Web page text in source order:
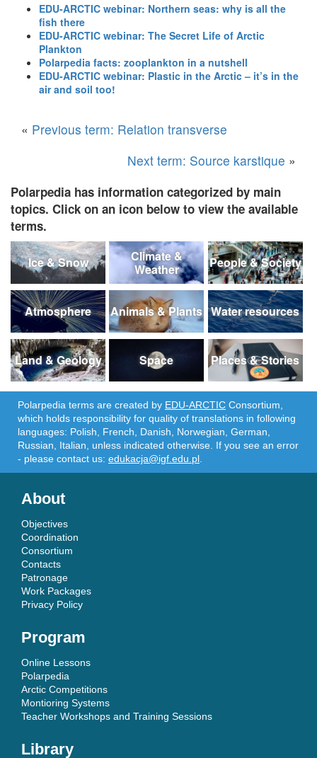
EDU-ARCTIC webinar: Northern seas: why is all the
fish there
EDU-ARCTIC webinar: The Secret Life of Arctic
Plankton
Polarpedia facts: zooplankton in a nutshell
EDU-ARCTIC webinar: Plastic in the Arctic – it’s in the
air and soil too!
« Previous term: Relation transverse
Next term: Source karstique »
Polarpedia has information categorized by main
topics. Click on an icon below to view the available
terms.
Ice & Snow
Climate &
Weather
People & Society
Atmosphere Animals & Plants Water resources
Land & Geology Space Places & Stories
Polarpedia terms are created by EDU-ARCTIC Consortium,
which holds responsibility for quality of translations in following
languages: Polish, French, Danish, Norwegian, German,
Russian, Italian, unless indicated otherwise. If you see an error
- please contact us: edukacja@igf.edu.pl
About
Objectives
Coordination
Consortium
Contacts
Patronage
Work Packages
Privacy Policy
Program
Online Lessons
Polarpedia
Arctic Competitions
Montioring Systems
Teacher Workshops and Training Sessions
Library